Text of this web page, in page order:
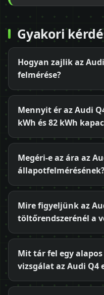
Gyakori
Hogyan zajlik az
felmérése?
Mennyit ér az Audi
kWh és 82 kWh
Megéri-e az ára az
Mire figyeljünk az
töltőrendszerénél a
Mit tár fel egy
vizsgálat az Audi Q4